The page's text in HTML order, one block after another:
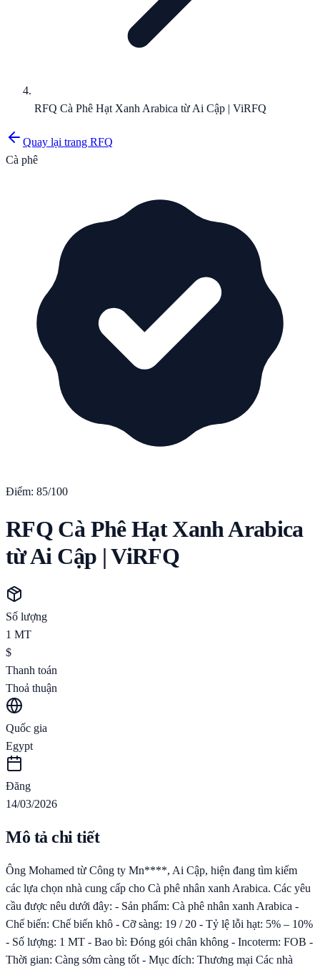
RFQ Cà Phê Hạt Xanh Arabica từ Ai Cập | ViRFQ
Quay lại trang RFQ
Cà phê
Điểm: 85/100
RFQ Cà Phê Hạt Xanh Arabica
từ Ai Cập | ViRFQ
Số lượng
1 MT
$
Thanh toán
Thoả thuận
Quốc gia
Egypt
Đăng
14/03/2026
Mô tả chi tiết
Ông Mohamed từ Công ty Mn****, Ai Cập, hiện đang tìm kiếm
các lựa chọn nhà cung cấp cho Cà phê nhân xanh Arabica. Các yêu
cầu được nêu dưới đây: - Sản phẩm: Cà phê nhân xanh Arabica -
Chế biến: Chế biến khô - Cỡ sàng: 19 / 20 - Tỷ lệ lỗi hạt: 5% – 10%
- Số lượng: 1 MT - Bao bì: Đóng gói chân không - Incoterm: FOB -
Thời gian: Càng sớm càng tốt - Mục đích: Thương mại Các nhà